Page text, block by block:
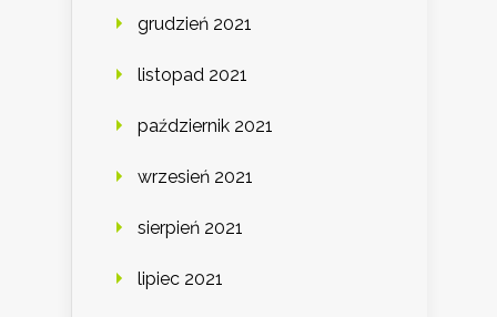
grudzień 2021
listopad 2021
październik 2021
wrzesień 2021
sierpień 2021
lipiec 2021